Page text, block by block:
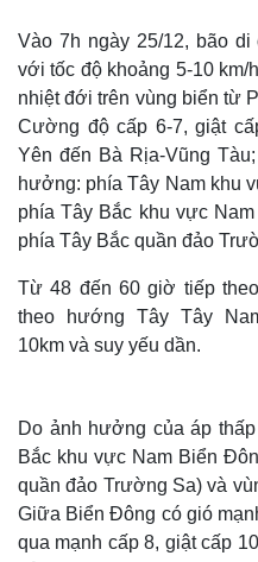
Vào 7h ngày 25/12, bão
với tốc độ khoảng 5-10 km/
nhiệt đới trên vùng biển từ
Cường độ cấp 6-7, giật
Yên đến Bà Rịa-Vũng
hưởng: phía Tây Nam khu
phía Tây Bắc khu vực
phía Tây Bắc quần đảo
Từ 48 đến 60 giờ tiếp
theo hướng Tây Tây
10km và suy yếu dần.
Do ảnh hưởng của áp
Bắc khu vực Nam Biển
quần đảo Trường Sa) và
Giữa Biển Đông có gió
qua mạnh cấp 8, giật cấp